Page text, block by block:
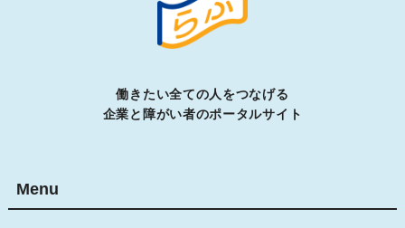
働きたい全ての人をつなげる
企業と障がい者のポータルサイト
Menu